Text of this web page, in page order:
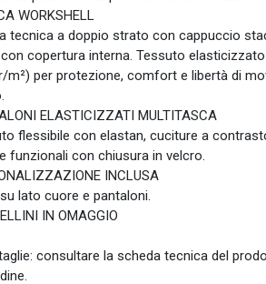
WORKSHELL
tecnica a doppio strato con cappuccio
copertura interna. Tessuto
m²) per protezione, comfort e libertà di
ELASTICIZZATI MULTITASCA
flessibile con elastan, cuciture a
funzionali con chiusura in velcro.
INCLUSA
lato cuore e pantaloni.
IN OMAGGIO
consultare la scheda tecnica del